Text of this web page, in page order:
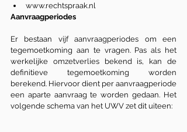
www.rechtspraak.nl
Aanvraagperiodes
Er bestaan vijf aanvraagperiodes om een
tegemoetkoming aan te vragen. Pas als het
werkelijke omzetverlies bekend is, kan de
definitieve tegemoetkoming worden
berekend. Hiervoor dient per aanvraagperiode
een aparte aanvraag te worden gedaan. Het
volgende schema van het UWV zet dit uiteen: